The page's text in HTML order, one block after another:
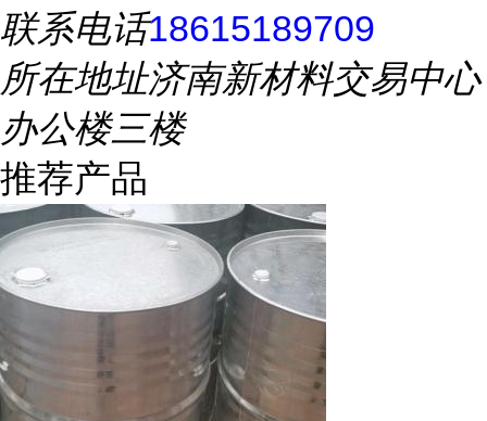
联系电话18615189709
所在地址济南新材料交易中心
办公楼三楼
推荐产品